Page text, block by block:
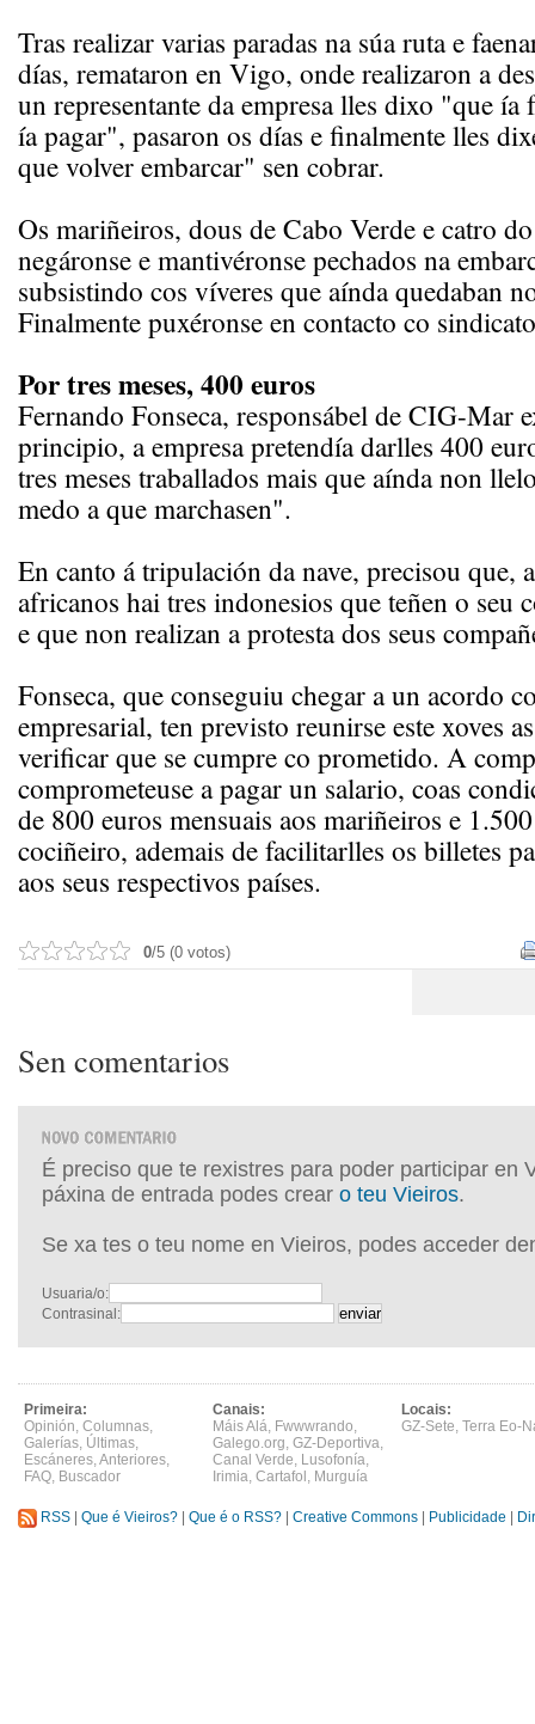
Tras realizar varias paradas na súa ruta e
días, remataron en Vigo, onde realizaron a
un representante da empresa lles dixo "que ía
ía pagar", pasaron os días e finalmente lles
que volver embarcar" sen cobrar.
Os mariñeiros, dous de Cabo Verde e catro
negáronse e mantivéronse pechados na
subsistindo cos víveres que aínda quedaban
Finalmente puxéronse en contacto co
Por tres meses, 400 euros
Fernando Fonseca, responsábel de CIG-Mar
principio, a empresa pretendía darlles 400
tres meses traballados mais que aínda non
medo a que marchasen".
En canto á tripulación da nave, precisou que,
africanos hai tres indonesios que teñen o seu
e que non realizan a protesta dos seus
Fonseca, que conseguiu chegar a un acordo
empresarial, ten previsto reunirse este xoves
verificar que se cumpre co prometido. A
comprometeuse a pagar un salario, coas
de 800 euros mensuais aos mariñeiros e
cociñeiro, ademais de facilitarlles os billetes
aos seus respectivos países.
0/5 (0 votos)
Sen comentarios
É preciso que te rexistres para poder participar en
páxina de entrada podes crear o teu Vieiros.
Se xa tes o teu nome en Vieiros, podes acceder
Usuaria/o:
Contrasinal:
Primeira:
Opinión, Columnas,
Galerías, Últimas,
Escáneres,Anteriores,
FAQ, Buscador
Canais:
Máis Alá, Fwwwrando,
Galego.org, GZ-Deportiva,
Canal Verde, Lusofonía,
Irimia, Cartafol , Murguía
Locais:
GZ-Sete, Terra Eo-
RSS Que é Vieiros? Que é o RSS? Creative Commons Publicidade